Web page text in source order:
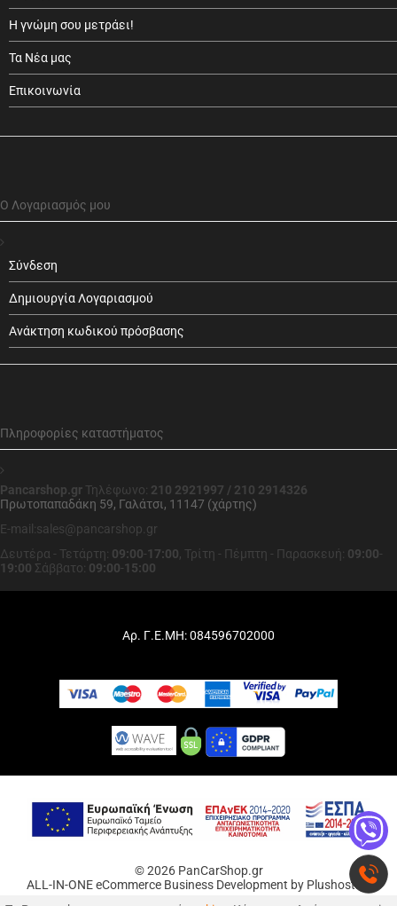
Η γνώμη σου μετράει!
Τα Νέα μας
Επικοινωνία
Ο Λογαριασμός μου
Σύνδεση
Δημιουργία Λογαριασμού
Ανάκτηση κωδικού πρόσβασης
Πληροφορίες καταστήματος
Pancarshop.gr Τηλέφωνο: 210 2921997 / 210 2914326
Πρωτοπαπαδάκη 59, Γαλάτσι, 11147 (χάρτης)
E-mail:sales@pancarshop.gr
Δευτέρα - Τετάρτη: 09:00-17:00, Τρίτη - Πέμπτη - Παρασκευή: 09:00-
19:00 Σάββατο: 09:00-15:00
Αρ. Γ.Ε.ΜΗ: 084596702000
© 2026 PanCarShop.gr
ALL-IN-ONE eCommerce Business Development by Plushost.gr